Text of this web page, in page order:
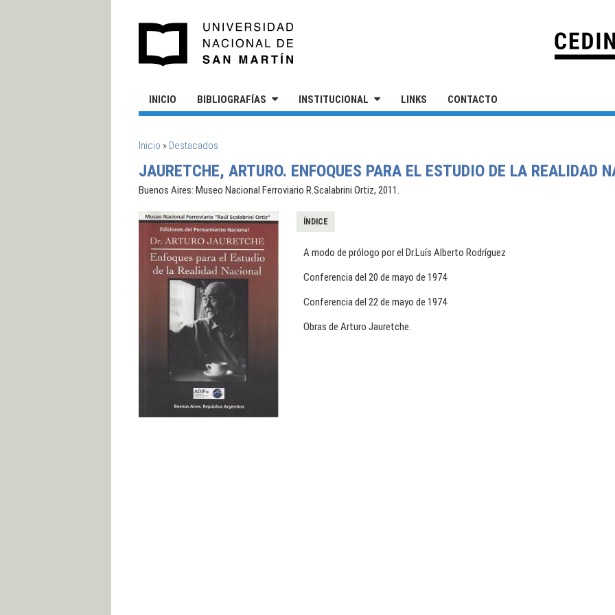
INICIO BIBLIOGRAFÍAS INSTITUCIONAL LINKS CONTACTO
SE ENCUENTRA USTED AQUÍ
Inicio » Destacados
JAURETCHE, ARTURO. ENFOQUES PARA EL ESTUDIO DE LA REALIDAD
Buenos Aires: Museo Nacional Ferroviario R.Scalabrini Ortiz, 2011.
ÍNDICE
A modo de prólogo por el Dr.Luís Alberto Rodríguez
Conferencia del 20 de mayo de 1974
Conferencia del 22 de mayo de 1974
Obras de Arturo Jauretche.